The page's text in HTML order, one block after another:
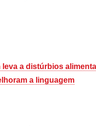
leva a distúrbios
a linguagem